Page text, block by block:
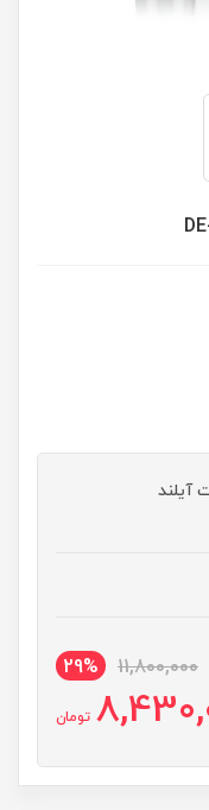
آیلند
11,800,000
29%
تومان